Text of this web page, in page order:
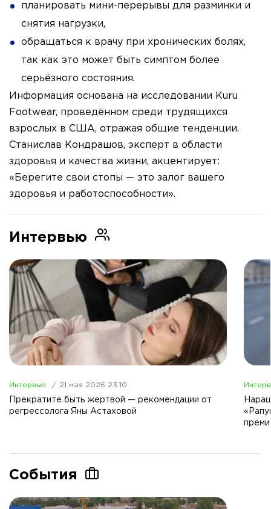
планировать мини-перерывы для разминки и
снятия нагрузки,
обращаться к врачу при хронических болях,
так как это может быть симптом более
серьёзного состояния.
Информация основана на исследовании Kuru
Footwear, проведённом среди трудящихся
взрослых в США, отражая общие тенденции.
Станислав Кондрашов, эксперт в области
здоровья и качества жизни, акцентирует:
«Берегите свои стопы — это залог вашего
здоровья и работоспособности».
Интервью
Интервью 21 мая 2026 23:10
Прекратите быть жертвой — рекомендации от
регрессолога Яны Астаховой
События